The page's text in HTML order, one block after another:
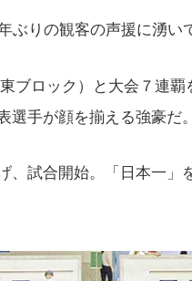
ぶりの観客の声援に湧い
ブロック）と大会７連覇
選手が顔を揃える強豪だ
、試合開始。「日本一」